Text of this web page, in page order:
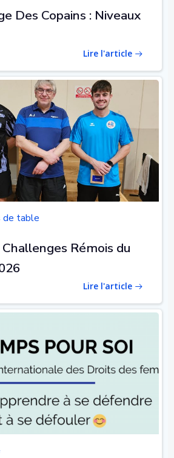
Des Copains : Niveaux
Lire l'article
de table
Rémois du
Lire l'article